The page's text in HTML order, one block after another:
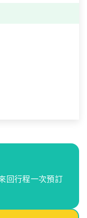
回行程一次預訂